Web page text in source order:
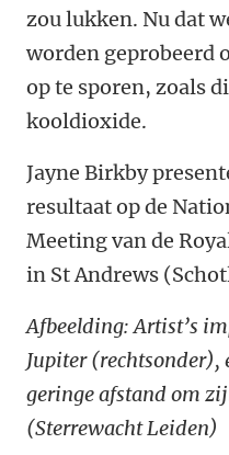
zou lukken. Nu dat
worden geprobeerd
op te sporen, zoals
kooldioxide.
Jayne Birkby
resultaat op de
Meeting van de
in St Andrews
Afbeelding: Artist’s
Jupiter (rechtsonder),
geringe afstand om
(Sterrewacht Leiden)